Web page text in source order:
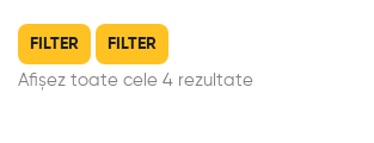
FILTER FILTER
Afișez toate cele 4 rezultate